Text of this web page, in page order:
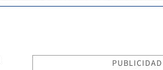
PUBLICIDAD